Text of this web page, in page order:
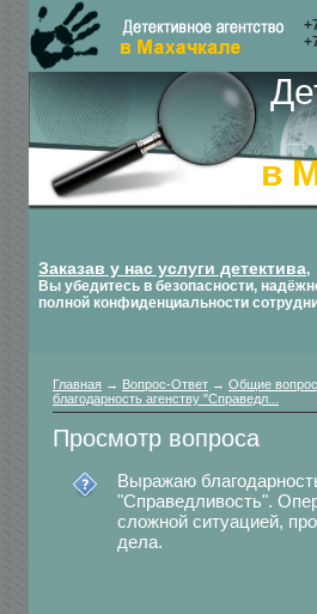
в
Заказав у нас услуги детектива,
Вы убедитесь в безопасности,
полной конфиденциальности
Главная → Вопрос-Ответ → Общие
благодарность агенству "Справедл...
Просмотр вопроса
Выражаю
"Справедливость".
сложной ситуацией,
дела.